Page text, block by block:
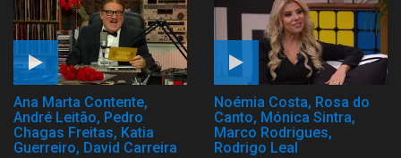
Ana Marta Contente,
André Leitão, Pedro
Chagas Freitas, Katia
Guerreiro, David Carreira
Noémia Costa, Rosa do
Canto, Mónica Sintra,
Marco Rodrigues,
Rodrigo Leal